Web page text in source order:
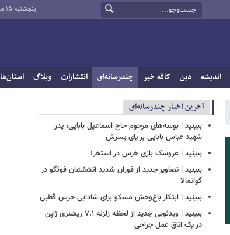
پنجشنبه ۱۵ مرداد ۱۴۰۵
اندیشه دین کافه خبر چندرسانه‌ای انتشارات وبلاگ استان‌ها
آخرین اخبار چندرسانه‌ای
ببینید | بوسه‌های مرحوم حاج اسماعیل بابایی، پدر
شهید عباس بابایی بر پای پسرش
ببینید | عروسک بازی خرس در استخر!
ببینید | تصاویر جدید از فوران شدید آتشفشان فوئگو در
گواتمالا
ببینید | ابتکار باغ‌وحش مسکو برای شادابی خرس قطبی
ببینید | ویدئویی جدید از لحظه زلزله ۷.۱ ریشتری ژاپن
در یک اتاق عمل جراحی